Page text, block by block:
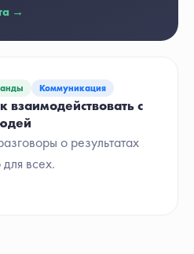
Коммуникация
взаимодействовать с
о результатах
всех.
→